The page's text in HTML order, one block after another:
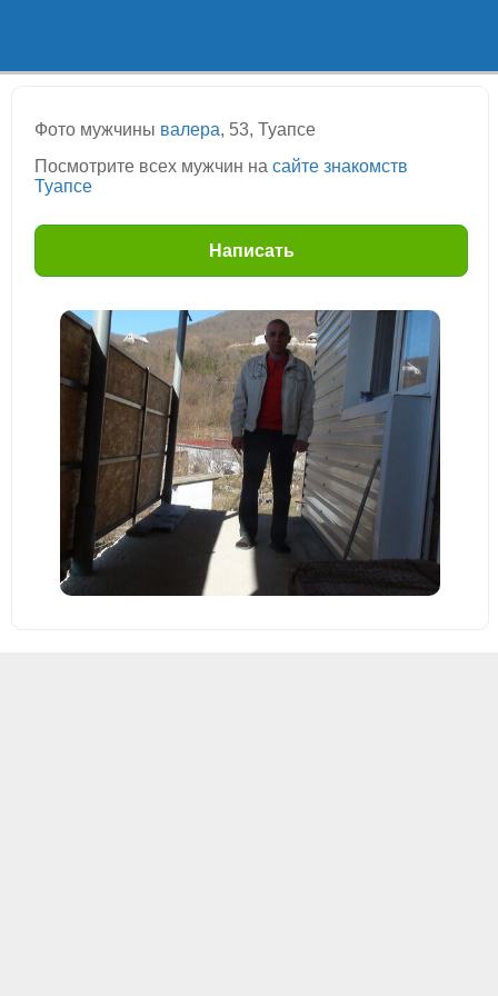
Фото мужчины валера, 53, Туапсе
Посмотрите всех мужчин на сайте знакомств
Туапсе
Написать